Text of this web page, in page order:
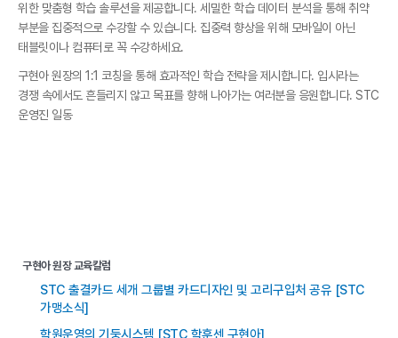
위한 맞춤형 학습 솔루션을 제공합니다. 세밀한 학습 데이터 분석을 통해 취약
부분을 집중적으로 수강할 수 있습니다. 집중력 향상을 위해 모바일이 아닌
태블릿이나 컴퓨터로 꼭 수강하세요.
구현아 원장의 1:1 코칭을 통해 효과적인 학습 전략을 제시합니다. 입시라는
경쟁 속에서도 흔들리지 않고 목표를 향해 나아가는 여러분을 응원합니다. STC
운영진 일동
구현아 원장 교육칼럼
STC 출결카드 세개 그룹별 카드디자인 및 고리구입처 공유 [STC
가맹소식]
학원운영의 기둥시스템 [STC 학훈센 구현아]